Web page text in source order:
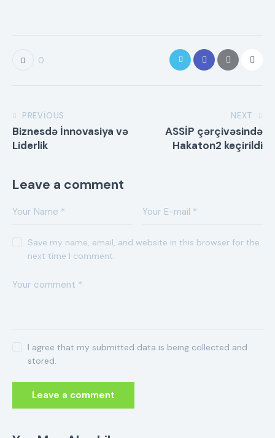
0
PREVIOUS
Biznesdə İnnovasiya və
Liderlik
NEXT
ASSİP çərçivəsində
Hakaton2 keçirildi
Leave a comment
Save my name, email, and website in this browser for the
next time I comment.
I agree that my submitted data is being collected and
stored.